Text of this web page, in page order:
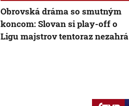
Obrovská dráma so smutným
koncom: Slovan si play-off o
Ligu majstrov tentoraz nezahrá